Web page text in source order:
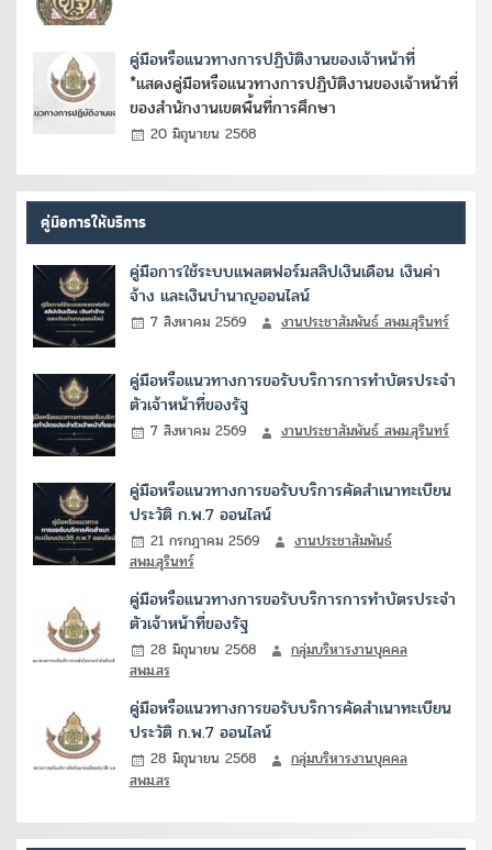
คู่มือหรือแนวทางการปฏิบัติงานของเจ้าหน้าที่
*แสดงคู่มือหรือแนวทางการปฏิบัติงานของเจ้าหน้าที่
ของสำนักงานเขตพื้นที่การศึกษา
20 มิถุนายน 2568
คู่มือการให้บริการ
คู่มือการใช้ระบบแพลตฟอร์มสลิปเงินเดือน เงินค่า
จ้าง และเงินบำนาญออนไลน์
7 สิงหาคม 2569 งานประชาสัมพันธ์ สพม.สุรินทร์
คู่มือหรือแนวทางการขอรับบริการการทำบัตรประจำ
ตัวเจ้าหน้าที่ของรัฐ
7 สิงหาคม 2569 งานประชาสัมพันธ์ สพม.สุรินทร์
คู่มือหรือแนวทางการขอรับบริการคัดสำเนาทะเบียน
ประวัติ ก.พ.7 ออนไลน์
21 กรกฎาคม 2569
งานประชาสัมพันธ์
สพม.สุรินทร์
คู่มือหรือแนวทางการขอรับบริการการทำบัตรประจำ
ตัวเจ้าหน้าที่ของรัฐ
28 มิถุนายน 2568
กลุ่มบริหารงานบุคคล
สพม.สร
คู่มือหรือแนวทางการขอรับบริการคัดสำเนาทะเบียน
ประวัติ ก.พ.7 ออนไลน์
28 มิถุนายน 2568
กลุ่มบริหารงานบุคคล
สพม.สร